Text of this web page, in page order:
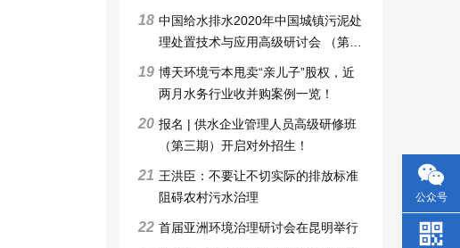
18 中国给水排水2020年中国城镇污泥处
理处置技术与应用高级研讨会 （第十
一届）邀请函暨征稿启事
19 博天环境亏本甩卖“亲儿子”股权，近
两月水务行业收并购案例一览！
20 报名 | 供水企业管理人员高级研修班
（第三期）开启对外招生！
21 王洪臣：不要让不切实际的排放标准
阻碍农村污水治理
22 首届亚洲环境治理研讨会在昆明举行
公众号